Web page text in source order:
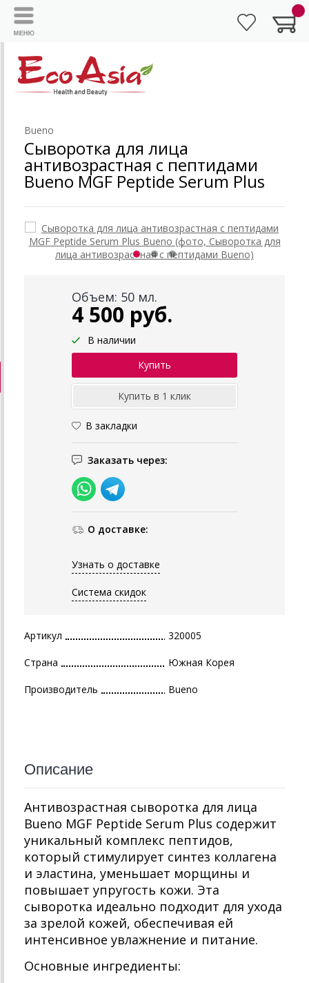
Bueno
Сыворотка для лица
антивозрастная с пептидами
Bueno MGF Peptide Serum Plus
Объем: 50 мл.
4 500 руб.
В наличии
В закладки
Заказать через:
О доставке:
Узнать о доставке
Система скидок
Артикул 320005
Страна Южная Корея
Производитель Bueno
Описание
Антивозрастная сыворотка для лица
Bueno MGF Peptide Serum Plus содержит
уникальный комплекс пептидов,
который стимулирует синтез коллагена
и эластина, уменьшает морщины и
повышает упругость кожи. Эта
сыворотка идеально подходит для ухода
за зрелой кожей, обеспечивая ей
интенсивное увлажнение и питание.
Основные ингредиенты: